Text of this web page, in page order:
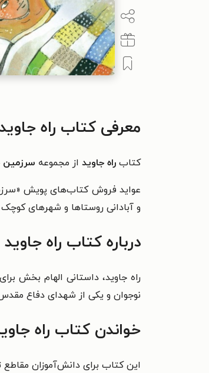
معرفی کتاب راه
کتاب راه جاوید از مجموعه سرزمین
عواید فروش کتاب‌های پویش
و آبادانی روستاها و شهرهای
درباره کتاب راه جاوید
راه جاوید، داستانی الهام بخش
نوجوان و یکی از شهدای دفاع
خواندن کتاب راه
این کتاب برای دانش‌آموزان